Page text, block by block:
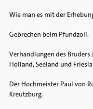
Wie man es mit der
Gebrechen beim Pfundzoll.
Verhandlungen des
Holland, Seeland und
Der Hochmeister Paul von
Kreutzburg.